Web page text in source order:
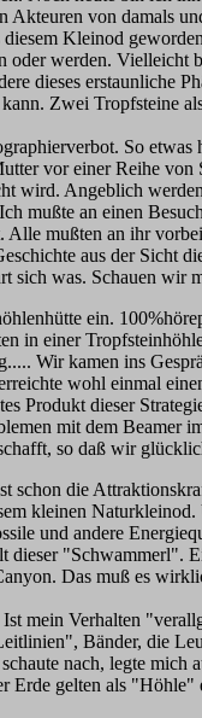
von damals
Kleinod
werden.
dieses erstaunliche
Zwei Tropfsteine
So
vor einer Reihe
wird. Angeblich
mußte an einen
mußten an ihr
aus der Sicht
was. Schauen wir
ein.
in einer
Wir kamen ins
wohl einmal
Produkt dieser
mit dem
so daß wir
schon die
kleinen
und andere
Das muß es
mein Verhalten
Bänder, die
nach, legte
gelten als